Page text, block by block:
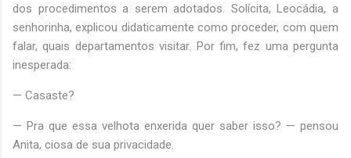
dos procedimentos a serem adotados. Solícita, Leocádia, a
senhorinha, explicou didaticamente como proceder, com quem
falar, quais departamentos visitar. Por fim, fez uma pergunta
inesperada:
— Casaste?
— Pra que essa velhota enxerida quer saber isso? — pensou
Anita, ciosa de sua privacidade.